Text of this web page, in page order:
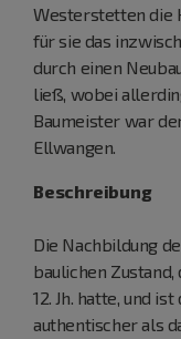
Westerstetten die
für sie das
durch einen
ließ, wobei
Baumeister war
Ellwangen.
Beschreibung
Die Nachbildung
baulichen
12. Jh. hatte, und
authentischer als